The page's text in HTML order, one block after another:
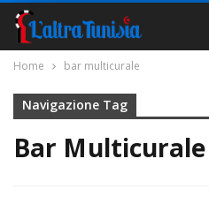
Home bar multicurale
Navigazione Tag
Bar Multicurale